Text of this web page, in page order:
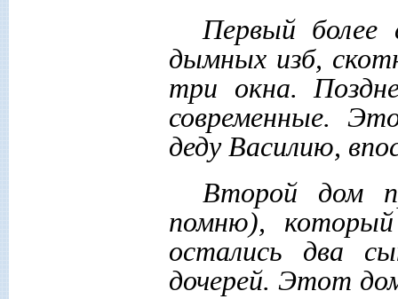
Первый более
дымных изб,
три окна.
современные.
деду Василию,
Второй дом
помню),
остались два
дочерей. Этот